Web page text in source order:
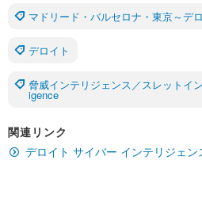
マドリード・バルセロナ・東京～デ
デロイト
脅威インテリジェンス／スレットイ
igence
関連リンク
デロイト サイバー インテリジェン